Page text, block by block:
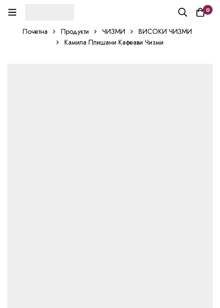
0
Почетна Продукти ЧИЗМИ
ВИСОКИ ЧИЗМИ
Камила Плишани Кафеави Чизми